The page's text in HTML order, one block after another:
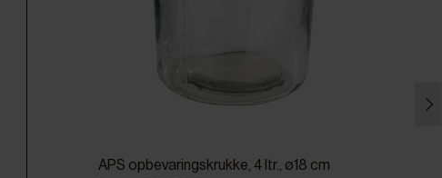
APS opbevaringskrukke, 4 ltr., ø18 cm